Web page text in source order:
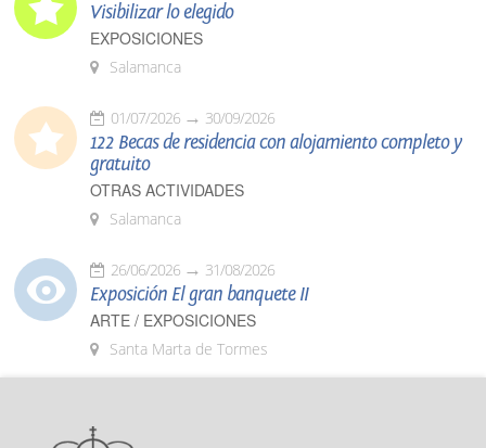
Visibilizar lo elegido
EXPOSICIONES
Salamanca
01/07/2026 30/09/2026
122 Becas de residencia con alojamiento completo y
gratuito
OTRAS ACTIVIDADES
Salamanca
26/06/2026 31/08/2026
Exposición El gran banquete II
ARTE / EXPOSICIONES
Santa Marta de Tormes